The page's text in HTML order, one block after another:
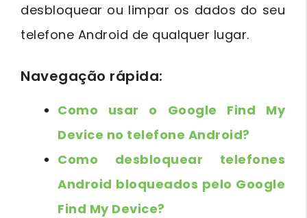
desbloquear ou limpar os dados do seu
telefone Android de qualquer lugar.
Navegação rápida:
Como usar o Google Find My
Device no telefone Android?
Como desbloquear telefones
Android bloqueados pelo Google
Find My Device?